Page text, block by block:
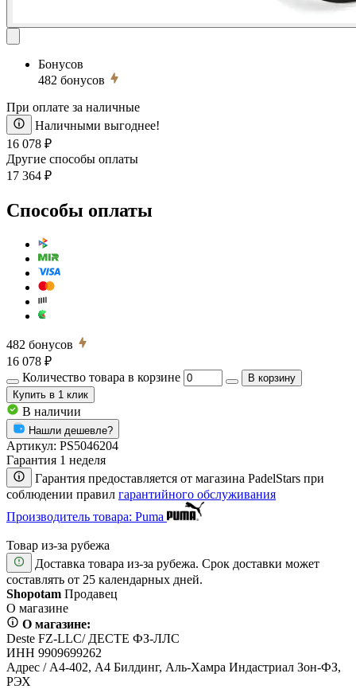
Бонусов
482 бонусов
При оплате за наличные
Наличными выгоднее!
16 078 ₽
Другие способы оплаты
17 364 ₽
Способы оплаты
482 бонусов
16 078 ₽
Количество товара в корзине
В корзину
Купить в 1 клик
В наличии
Нашли дешевле?
Артикул: PS5046204
Гарантия 1 неделя
Гарантия предоставляется от магазина PadelStars при
соблюдении правил гарантийного обслуживания
Производитель товара: Puma
Товар из-за рубежа
Доставка товара из-за рубежа. Срок доставки может
составлять от 25 календарных дней.
Shopotam Продавец
О магазине
О магазине:
Deste FZ-LLC/ ДЕСТЕ ФЗ-ЛЛС
ИНН 9909699262
Адрес / А4-402, А4 Билдинг, Аль-Хамра Индастриал Зон-ФЗ,
РЭХ